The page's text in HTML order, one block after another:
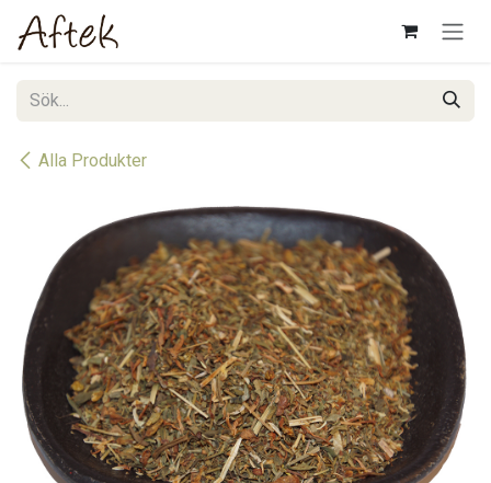
Hoppa till innehåll
Alla Produkter